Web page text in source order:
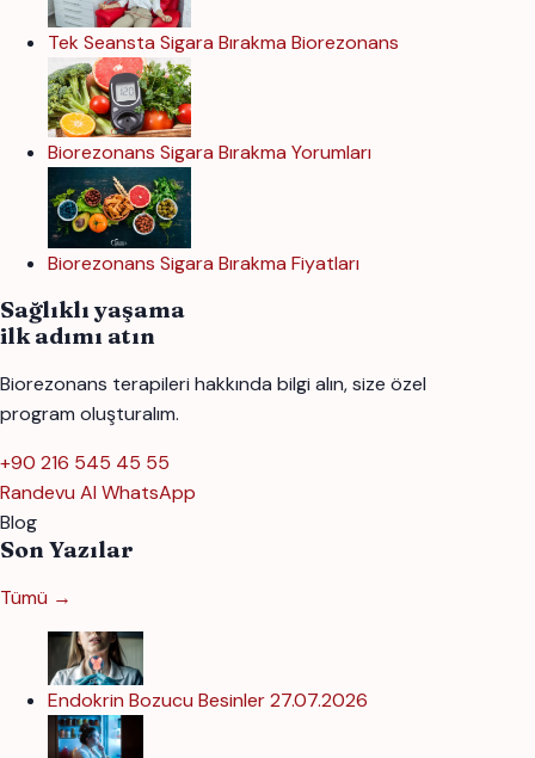
Tek Seansta Sigara Bırakma Biorezonans
Biorezonans Sigara Bırakma Yorumları
Biorezonans Sigara Bırakma Fiyatları
Sağlıklı yaşama
ilk adımı atın
Biorezonans terapileri hakkında bilgi alın, size özel
program oluşturalım.
+90 216 545 45 55
Randevu Al WhatsApp
Blog
Son Yazılar
Tümü →
Endokrin Bozucu Besinler27.07.2026